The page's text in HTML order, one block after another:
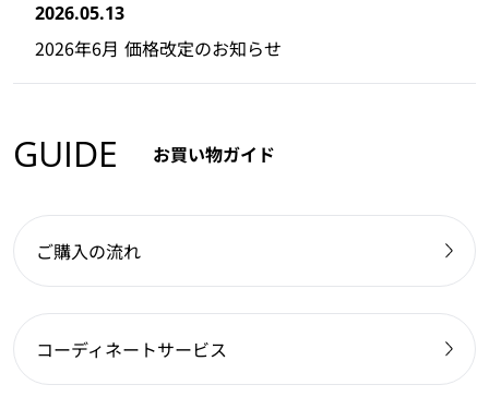
2026.05.13
2026年6月 価格改定のお知らせ
GUIDE お買い物ガイド
ご購入の流れ
コーディネートサービス